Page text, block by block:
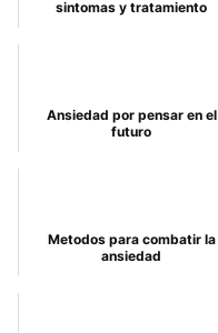
sintomas y tratamiento
Ansiedad por pensar en el
futuro
Metodos para combatir la
ansiedad